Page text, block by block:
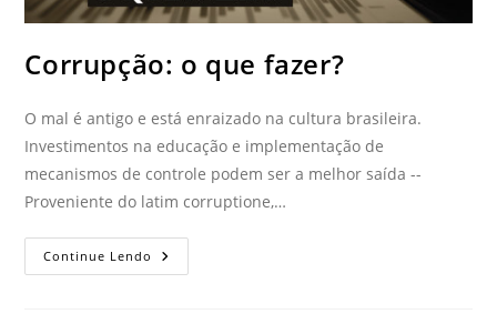
Corrupção: o que fazer?
O mal é antigo e está enraizado na cultura brasileira.
Investimentos na educação e implementação de
mecanismos de controle podem ser a melhor saída --
Proveniente do latim corruptione,…
Continue Lendo